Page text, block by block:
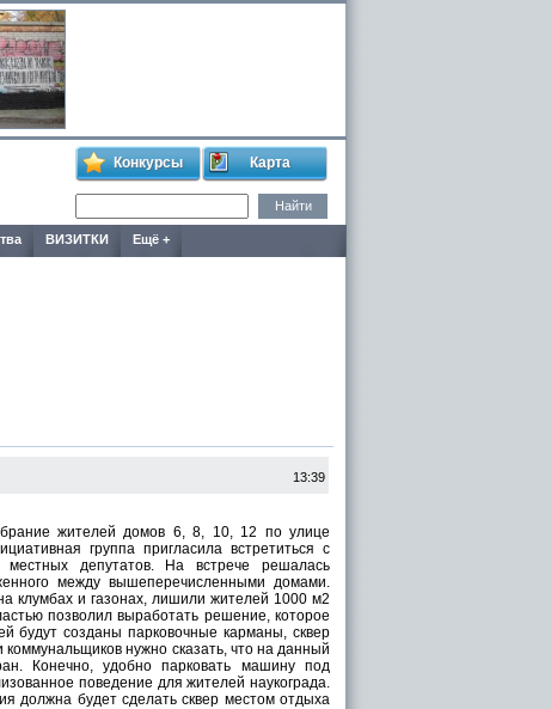
Конкурсы Карта
ВИЗИТКИ Ещё +
13:39
жителей домов 6, 8, 10, 12 по улице
группа пригласила встретиться с
депутатов. На встрече решалась
между вышеперечисленными домами.
клумбах и газонах, лишили жителей 1000 м2
позволил выработать решение, которое
будут созданы парковочные карманы, сквер
нужно сказать, что на данный
Конечно, удобно парковать машину под
поведение для жителей наукограда.
должна будет сделать сквер местом отдыха